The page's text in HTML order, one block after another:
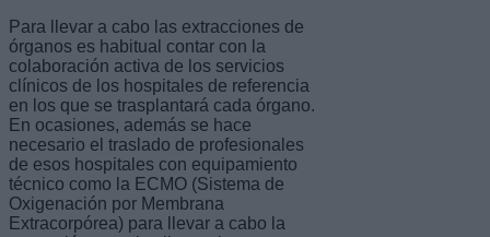
Para llevar a cabo las extracciones de
órganos es habitual contar con la
colaboración activa de los servicios
clínicos de los hospitales de referencia
en los que se trasplantará cada órgano.
En ocasiones, además se hace
necesario el traslado de profesionales
de esos hospitales con equipamiento
técnico como la ECMO (Sistema de
Oxigenación por Membrana
Extracorpórea) para llevar a cabo la